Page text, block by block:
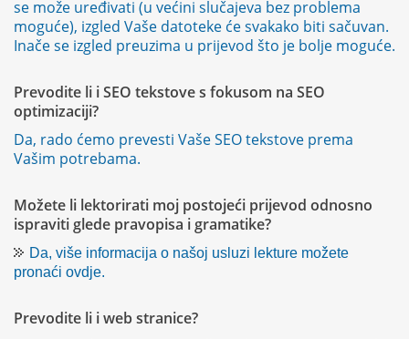
se može uređivati (u većini slučajeva bez problema
moguće), izgled Vaše datoteke će svakako biti sačuvan.
Inače se izgled preuzima u prijevod što je bolje moguće.
Prevodite li i SEO tekstove s fokusom na SEO
optimizaciji?
Da, rado ćemo prevesti Vaše SEO tekstove prema
Vašim potrebama.
Možete li lektorirati moj postojeći prijevod odnosno
ispraviti glede pravopisa i gramatike?
Da, više informacija o našoj usluzi lekture možete
pronaći ovdje.
Prevodite li i web stranice?